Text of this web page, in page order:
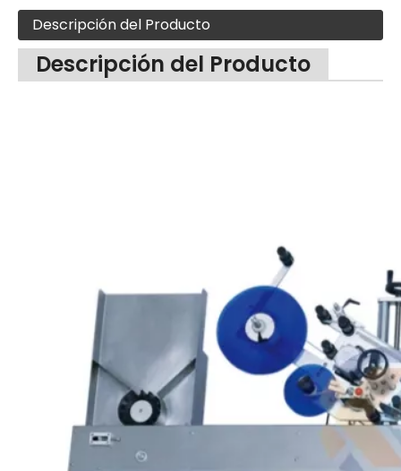
Descripción del Producto
Descripción del Producto